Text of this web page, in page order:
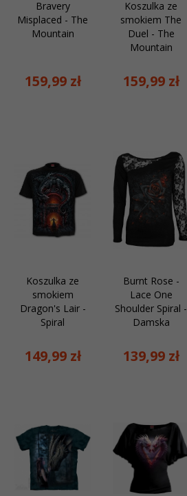
Bravery
Misplaced - The
Mountain
159,99 zł
Koszulka ze
smokiem The
Duel - The
Mountain
159,99 zł
Koszulka ze
smokiem
Dragon's Lair -
Spiral
149,99 zł
Burnt Rose -
Lace One
Shoulder Spiral -
Damska
139,99 zł